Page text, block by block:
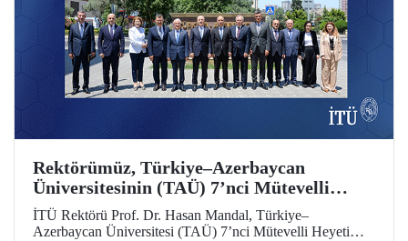
Rektörümüz, Türkiye–Azerbaycan
Üniversitesinin (TAÜ) 7’nci Mütevelli
Heyeti Toplantısı’na Katıldı
İTÜ Rektörü Prof. Dr. Hasan Mandal, Türkiye–
Azerbaycan Üniversitesi (TAÜ) 7’nci Mütevelli Heyeti